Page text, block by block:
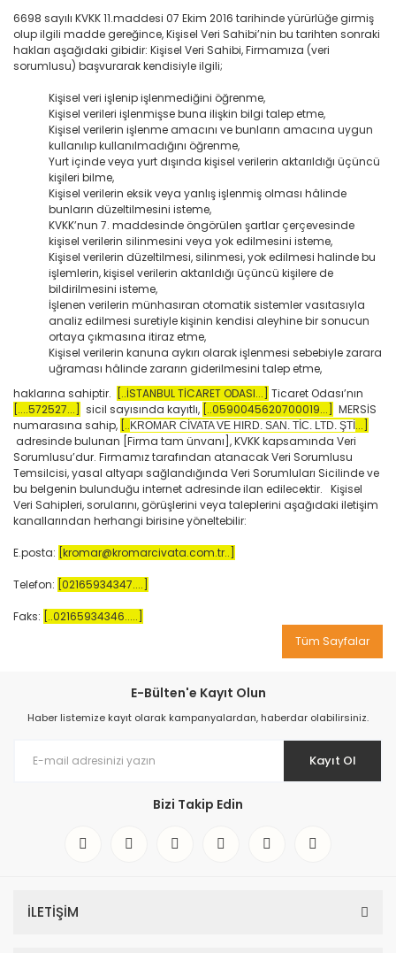
6698 sayılı KVKK 11.maddesi 07 Ekim 2016 tarihinde yürürlüğe girmiş
olup ilgili madde gereğince, Kişisel Veri Sahibi’nin bu tarihten sonraki
hakları aşağıdaki gibidir: Kişisel Veri Sahibi, Firmamıza (veri
sorumlusu) başvurarak kendisiyle ilgili;
Kişisel veri işlenip işlenmediğini öğrenme,
Kişisel verileri işlenmişse buna ilişkin bilgi talep etme,
Kişisel verilerin işlenme amacını ve bunların amacına uygun
kullanılıp kullanılmadığını öğrenme,
Yurt içinde veya yurt dışında kişisel verilerin aktarıldığı üçüncü
kişileri bilme,
Kişisel verilerin eksik veya yanlış işlenmiş olması hâlinde
bunların düzeltilmesini isteme,
KVKK’nun 7. maddesinde öngörülen şartlar çerçevesinde
kişisel verilerin silinmesini veya yok edilmesini isteme,
Kişisel verilerin düzeltilmesi, silinmesi, yok edilmesi halinde bu
işlemlerin, kişisel verilerin aktarıldığı üçüncü kişilere de
bildirilmesini isteme,
İşlenen verilerin münhasıran otomatik sistemler vasıtasıyla
analiz edilmesi suretiyle kişinin kendisi aleyhine bir sonucun
ortaya çıkmasına itiraz etme,
Kişisel verilerin kanuna aykırı olarak işlenmesi sebebiyle zarara
uğraması hâlinde zararın giderilmesini talep etme,
haklarına sahiptir.
[..İSTANBUL TİCARET ODASI...] Ticaret Odası’nın
[....572527...]
sicil sayısında kayıtlı, [..0590045620700019...]
MERSİS
numarasına sahip, [.. KROMAR CİVATA VE HIRD. SAN. TİC. LTD. ŞTİ ...]
adresinde bulunan [Firma tam ünvanı], KVKK kapsamında Veri
Sorumlusu’dur. Firmamız tarafından atanacak Veri Sorumlusu
Temsilcisi, yasal altyapı sağlandığında Veri Sorumluları Sicilinde ve
bu belgenin bulunduğu internet adresinde ilan edilecektir. Kişisel
Veri Sahipleri, sorularını, görüşlerini veya taleplerini aşağıdaki iletişim
kanallarından herhangi birisine yöneltebilir:
E.posta: [kromar@kromarcivata.com.tr..]
Telefon: [02165934347....]
Faks: [..02165934346.....]
Tüm Sayfalar
E-Bülten'e Kayıt Olun
Haber listemize kayıt olarak kampanyalardan, haberdar olabilirsiniz.
Kayıt Ol
Bizi Takip Edin
İLETİŞİM